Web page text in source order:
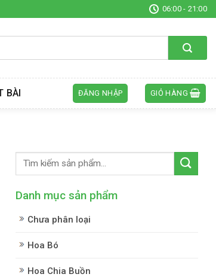
06:00 - 21:00
BÀI ĐĂNG NHẬP GIỎ HÀNG
Danh mục sản phẩm
Chưa phân loại
Hoa Bó
Hoa Chia Buồn